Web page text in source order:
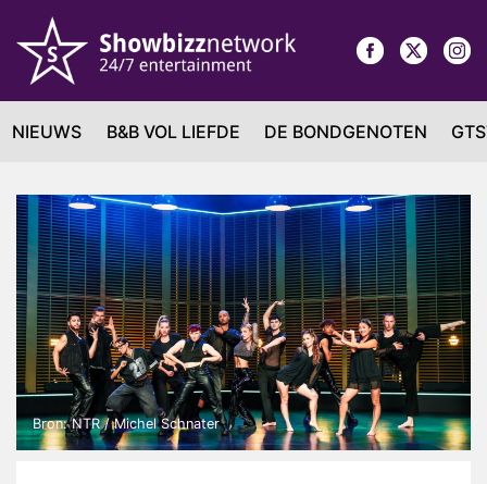
NIEUWS B&B VOL LIEFDE DE BONDGENOTEN
Bron: NTR / Michel Schnater